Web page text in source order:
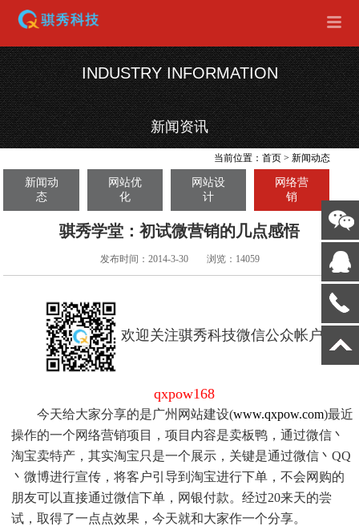
INDUSTRY INFORMATION
新闻资讯
当前位置：首页 >新闻动态
新闻动
态
网站优
化
网站设
计
网络营
销
骐秀学堂：初试微营销的几点感悟
发布时间：2014-3-30 浏览：14059
欢迎关注骐秀科技微信公众帐户:
qxpow168
今天给大家分享的是广州网站建设(www.qxpow.com)最近
操作的一个网络营销项目，项目内容是卖板鸭，通过微信丶
淘宝卖特产，其实淘宝只是一个展示，关键是通过微信丶QQ
丶微博进行宣传，将客户引导到淘宝进行下单，不会网购的
朋友可以直接通过微信下单，网银付款。经过20来天的尝
试，取得了一点点效果，今天就和大家作一个分享。